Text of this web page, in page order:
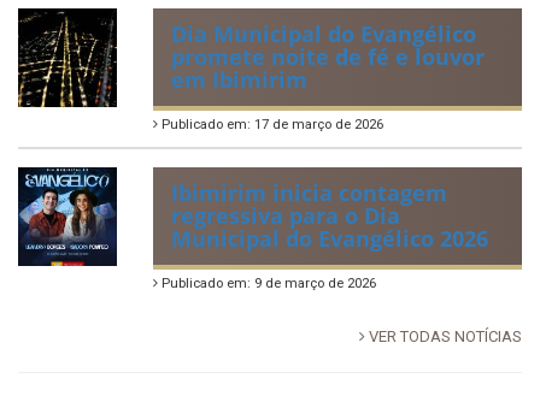
88ª Tradicional Festa de Santo
Antônio fortalece cultura,
tradição e movimenta a
economia de Ibimirim
Publicado em: 14 de junho de 2026
Dia Municipal do Evangélico
promete noite de fé e louvor